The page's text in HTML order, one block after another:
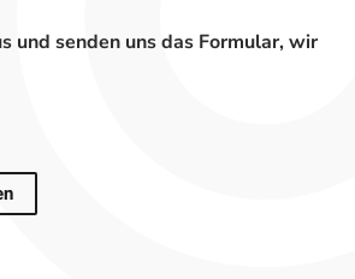
und senden uns das Formular, wir